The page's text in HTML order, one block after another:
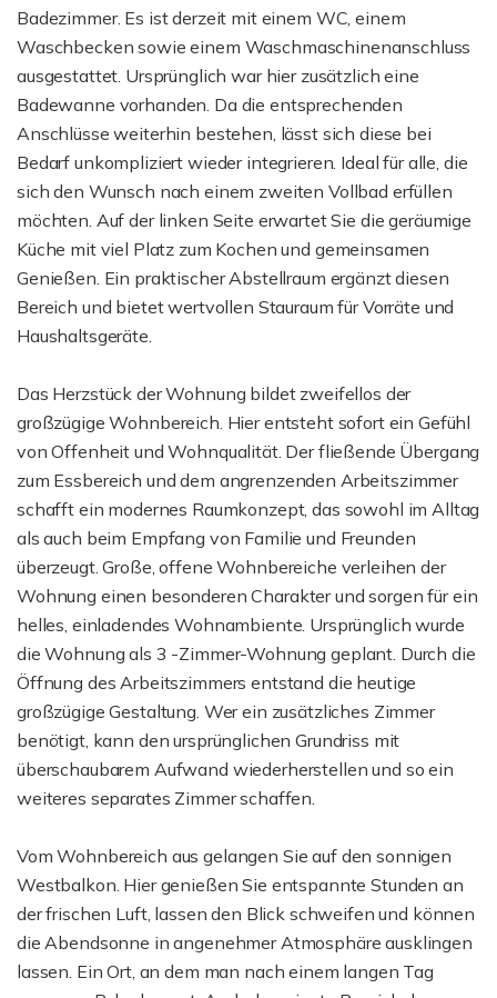
Badezimmer. Es ist derzeit mit einem WC, einem
Waschbecken sowie einem Waschmaschinenanschluss
ausgestattet. Ursprünglich war hier zusätzlich eine
Badewanne vorhanden. Da die entsprechenden
Anschlüsse weiterhin bestehen, lässt sich diese bei
Bedarf unkompliziert wieder integrieren. Ideal für alle, die
sich den Wunsch nach einem zweiten Vollbad erfüllen
möchten. Auf der linken Seite erwartet Sie die geräumige
Küche mit viel Platz zum Kochen und gemeinsamen
Genießen. Ein praktischer Abstellraum ergänzt diesen
Bereich und bietet wertvollen Stauraum für Vorräte und
Haushaltsgeräte.
Das Herzstück der Wohnung bildet zweifellos der
großzügige Wohnbereich. Hier entsteht sofort ein Gefühl
von Offenheit und Wohnqualität. Der fließende Übergang
zum Essbereich und dem angrenzenden Arbeitszimmer
schafft ein modernes Raumkonzept, das sowohl im Alltag
als auch beim Empfang von Familie und Freunden
überzeugt. Große, offene Wohnbereiche verleihen der
Wohnung einen besonderen Charakter und sorgen für ein
helles, einladendes Wohnambiente. Ursprünglich wurde
die Wohnung als 3 -Zimmer-Wohnung geplant. Durch die
Öffnung des Arbeitszimmers entstand die heutige
großzügige Gestaltung. Wer ein zusätzliches Zimmer
benötigt, kann den ursprünglichen Grundriss mit
überschaubarem Aufwand wiederherstellen und so ein
weiteres separates Zimmer schaffen.
Vom Wohnbereich aus gelangen Sie auf den sonnigen
Westbalkon. Hier genießen Sie entspannte Stunden an
der frischen Luft, lassen den Blick schweifen und können
die Abendsonne in angenehmer Atmosphäre ausklingen
lassen. Ein Ort, an dem man nach einem langen Tag